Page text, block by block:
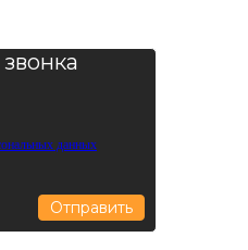
данных
Отправить